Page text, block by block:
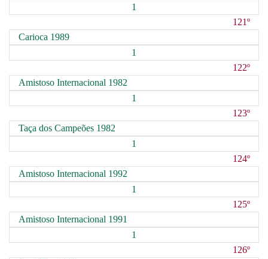
1
121º
Carioca 1989
1
122º
Amistoso Internacional 1982
1
123º
Taça dos Campeões 1982
1
124º
Amistoso Internacional 1992
1
125º
Amistoso Internacional 1991
1
126º